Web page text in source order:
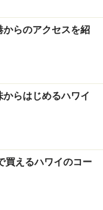
からのアクセスを紹
からはじめるハワイ
買えるハワイのコー